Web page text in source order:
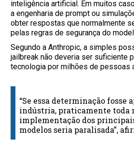
inteligência artificial. Em muitos
a engenharia de prompt ou
obter respostas que normalmente
pelas regras de segurança do
Segundo a Anthropic, a simples
jailbreak não deveria ser suficiente
tecnologia por milhões de pessoas
“Se essa determinação fosse
indústria, praticamente toda
implementação dos
modelos seria paralisada”,